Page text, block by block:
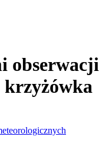
obserwacji
krzyżówka